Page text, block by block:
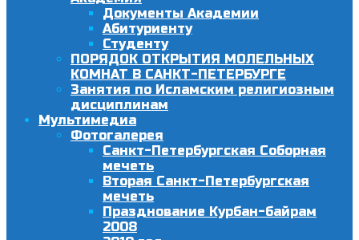
Документы Академии
Абитуриенту
Студенту
ПОРЯДОК ОТКРЫТИЯ МОЛЕЛЬНЫХ
КОМНАТ В САНКТ-ПЕТЕРБУРГЕ
Занятия по Исламским религиозным
дисциплинам
Мультимедиа
Фотогалерея
Санкт-Петербургская Соборная
мечеть
Вторая Санкт-Петербургская
мечеть
Празднование Курбан-байрам
2008